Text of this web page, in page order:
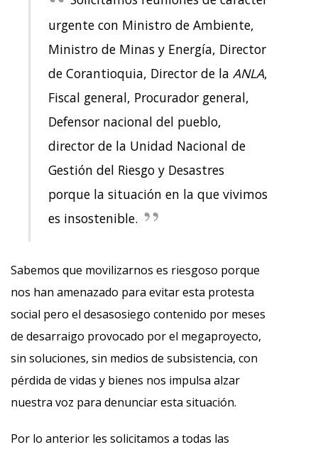
urgente con Ministro de Ambiente,
Ministro de Minas y Energía, Director
de Corantioquia, Director de la ANLA,
Fiscal general, Procurador general,
Defensor nacional del pueblo,
director de la Unidad Nacional de
Gestión del Riesgo y Desastres
porque la situación en la que vivimos
es insostenible.
Sabemos que movilizarnos es riesgoso porque
nos han amenazado para evitar esta protesta
social pero el desasosiego contenido por meses
de desarraigo provocado por el megaproyecto,
sin soluciones, sin medios de subsistencia, con
pérdida de vidas y bienes nos impulsa alzar
nuestra voz para denunciar esta situación.
Por lo anterior les solicitamos a todas las